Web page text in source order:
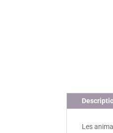
Les